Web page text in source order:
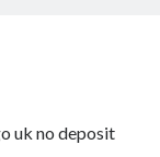
uk no deposit